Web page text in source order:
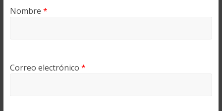
Nombre *
Correo electrónico *